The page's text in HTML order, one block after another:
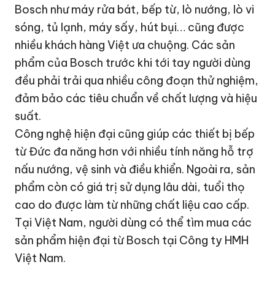
Bosch như máy rửa bát, bếp từ, lò nướng, lò vi
sóng, tủ lạnh, máy sấy, hút bụi… cũng được
nhiều khách hàng Việt ưa chuộng. Các sản
phẩm của Bosch trước khi tới tay người dùng
đều phải trải qua nhiều công đoạn thử nghiệm,
đảm bảo các tiêu chuẩn về chất lượng và hiệu
suất.
Công nghệ hiện đại cũng giúp các thiết bị bếp
từ Đức đa năng hơn với nhiều tính năng hỗ trợ
nấu nướng, vệ sinh và điều khiển. Ngoài ra, sản
phẩm còn có giá trị sử dụng lâu dài, tuổi thọ
cao do được làm từ những chất liệu cao cấp.
Tại Việt Nam, người dùng có thể tìm mua các
sản phẩm hiện đại từ Bosch tại Công ty HMH
Việt Nam.